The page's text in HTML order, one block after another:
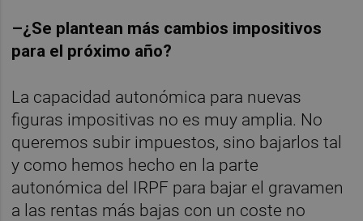
–¿Se plantean más cambios impositivos
para el próximo año?
La capacidad autonómica para nuevas
figuras impositivas no es muy amplia. No
queremos subir impuestos, sino bajarlos tal
y como hemos hecho en la parte
autonómica del IRPF para bajar el gravamen
a las rentas más bajas con un coste no